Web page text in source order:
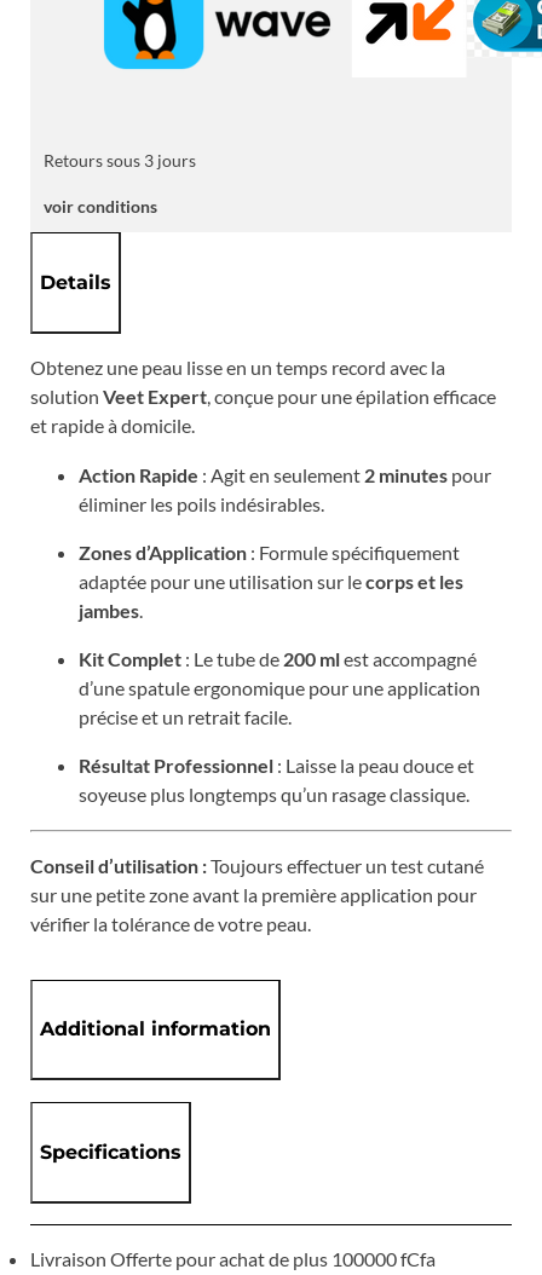
Retours sous 3 jours
voir conditions
Details
Obtenez une peau lisse en un temps record avec la
solutionVeet Expert, conçue pour une épilation efficace
et rapide à domicile.
Action Rapide : Agit en seulement 2 minutes pour
éliminer les poils indésirables.
Zones d’Application : Formule spécifiquement
adaptée pour une utilisation sur lecorps et les
jambes.
Kit Complet : Le tube de 200 mlest accompagné
d’une spatule ergonomique pour une application
précise et un retrait facile.
Résultat Professionnel : Laisse la peau douce et
soyeuse plus longtemps qu’un rasage classique.
Conseil d’utilisation :Toujours effectuer un test cutané
sur une petite zone avant la première application pour
vérifier la tolérance de votre peau.
Additional information
Specifications
Livraison Offerte pour achat de plus 100000 fCfa